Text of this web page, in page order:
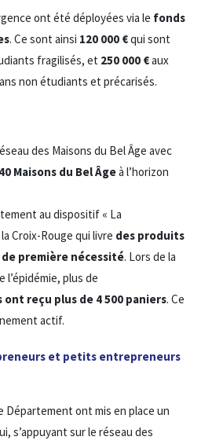
ont été déployées via le fonds
. Ce sont ainsi 120 000 €qui sont
fragilisés, et 250 000 €aux
non étudiants et précarisés.
des Maisons du Bel Âge avec
Maisons du Bel Âgeà l’horizon
au dispositif « La
Croix-Rouge qui livre des produits
première nécessité. Lors de la
l’épidémie, plus de
ont reçu plus de 4 500 paniers. Ce
actif.
et petits entrepreneurs
Département ont mis en place un
s’appuyant sur le réseau des